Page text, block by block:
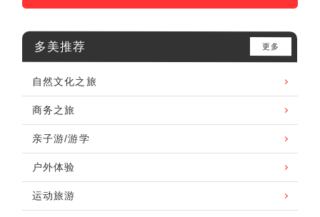
多美推荐 更多
自然文化之旅
商务之旅
亲子游/游学
户外体验
运动旅游